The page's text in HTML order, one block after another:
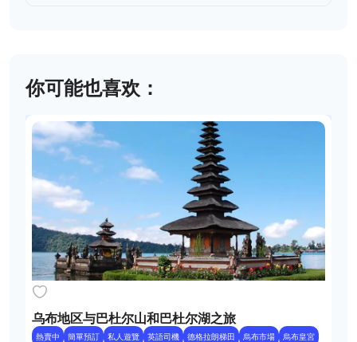
你可能也喜欢：
乌布地区与巴杜尔山和巴杜尔湖之旅
熱賣中 簡單預訂 私人遊覽 英語司機 德格拉朗梯田 烏布市場 烏布皇宮